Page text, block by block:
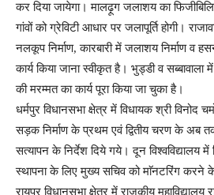
कर दिया जायेगा। मालढ़ूग जलाशय का
गांवों को ग्रेविटी आधार पर जलापूर्ति होगी।
नलकूप निर्माण, कारबारी में जलाशय निर्माण व
कार्य किया जाना स्वीकृत है। भुड्डी व सब्बावाला
की मरम्मत का कार्य पूरा किया जा चुका है।
धर्मपुर विधानसभा क्षेत्र में विधायक श्री विनोद
सड़क निर्माण के प्रथम एवं द्वितीय चरण के अब
सत्यापन के निर्देश दिये गये। दून विश्वविद्यालय
स्थापना के लिए मुख्य सचिव को माॅनटरिंग करने के
रायपुर विधानसभा क्षेत्र में राजकीय महाविद्यालय